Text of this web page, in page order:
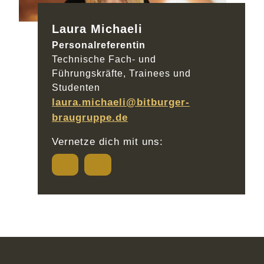
Laura Michaeli
Personalreferentin
Technische Fach- und
Führungskräfte, Trainees und
Studenten
laura.michaeli@bitburger-
braugruppe.de
Vernetze dich mit uns: